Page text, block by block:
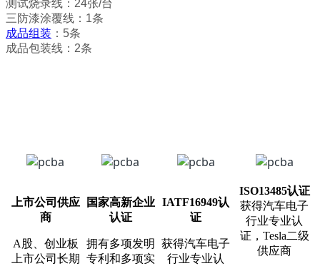
测试烧录线：24张/台
三防漆涂覆线：1条
成品组装 ：5条
成品包装线：2条
上市公司供应
商
A股、创业板
上市公司长期
国家高新企业
认证
拥有多项发明
专利和多项实
IATF16949认
证
获得汽车电子
行业专业认
ISO13485认证
获得汽车电子
行业专业认
证，Tesla二级
供应商